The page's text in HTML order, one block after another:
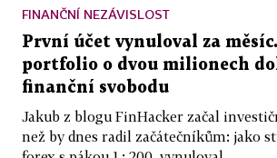
FINANČNÍ NEZÁVISLOST
První účet vynuloval za
portfolio o dvou milionech
finanční svobodu
Jakub z blogu FinHacker začal
než by dnes radil začátečníkům: jako